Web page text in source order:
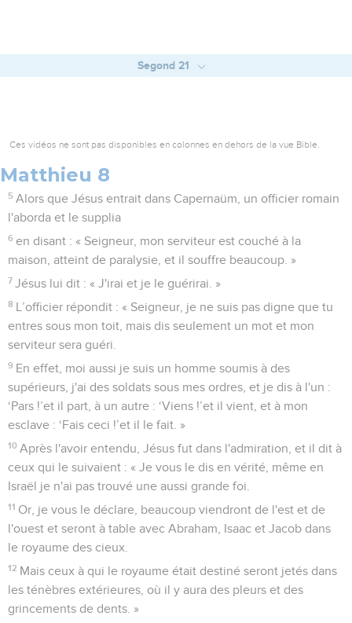
Segond 21
Ces vidéos ne sont pas disponibles en colonnes en dehors de la vue Bible.
Matthieu 8
5 Alors que Jésus entrait dans Capernaüm, un officier romain
l'aborda et le supplia
6 en disant : « Seigneur, mon serviteur est couché à la
maison, atteint de paralysie, et il souffre beaucoup. »
7 Jésus lui dit : « J'irai et je le guérirai. »
8 L’officier répondit : « Seigneur, je ne suis pas digne que tu
entres sous mon toit, mais dis seulement un mot et mon
serviteur sera guéri.
9 En effet, moi aussi je suis un homme soumis à des
supérieurs, j'ai des soldats sous mes ordres, et je dis à l'un :
‘Pars !’et il part, à un autre : ‘Viens !’et il vient, et à mon
esclave : ‘Fais ceci !’et il le fait. »
10 Après l'avoir entendu, Jésus fut dans l'admiration, et il dit à
ceux qui le suivaient : « Je vous le dis en vérité, même en
Israël je n'ai pas trouvé une aussi grande foi.
11 Or, je vous le déclare, beaucoup viendront de l'est et de
l'ouest et seront à table avec Abraham, Isaac et Jacob dans
le royaume des cieux.
12 Mais ceux à qui le royaume était destiné seront jetés dans
les ténèbres extérieures, où il y aura des pleurs et des
grincements de dents. »